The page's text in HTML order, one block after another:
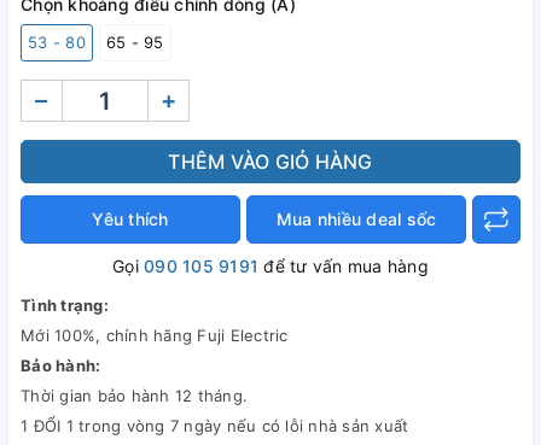
Chọn khoảng điều chỉnh dòng (A)
53 - 80 65 - 95
– +
THÊM VÀO GIỎ HÀNG
Yêu thích Mua nhiều deal sốc
Gọi090 105 9191 để tư vấn mua hàng
Tình trạng:
Mới 100%, chính hãng Fuji Electric
Bảo hành:
Thời gian bảo hành 12 tháng.
1 ĐỔI 1 trong vòng 7 ngày nếu có lỗi nhà sản xuất